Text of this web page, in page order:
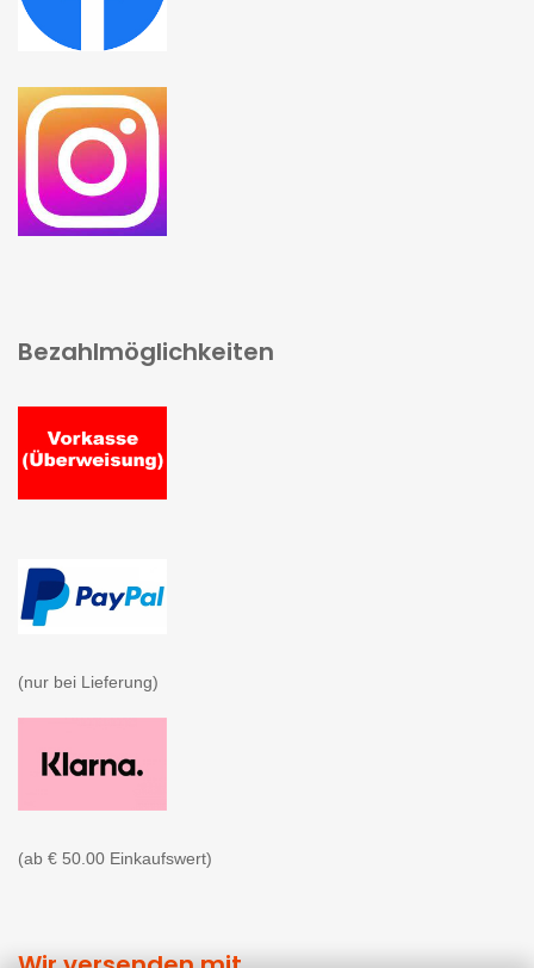
Bezahlmöglichkeiten
(nur bei Lieferung)
(ab € 50.00 Einkaufswert)